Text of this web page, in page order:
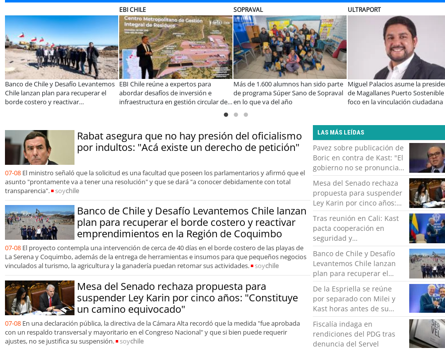
han sido parte
de Sopraval
Miguel Palacios asume la presidencia
de Magallanes Puerto Sostenible con
foco en la vinculación ciudadana
Estudiantes de la UCN desarrollan
tecnología para modernizar la
operación de Ultraport Coquimbo
Educación y colaboración público-
privada se toman La Araucanía:
encuentro reunió a líderes para
Llaman a
programas
informado al
Rabat asegura que no hay presión del oficialismo
por indultos: "Acá existe un derecho de petición"
07-08 El ministro señaló que la solicitud es una facultad que poseen los parlamentarios y afirmó que el
asunto "prontamente va a tener una resolución" y que se dará "a conocer debidamente con total
transparencia".
soychile
Banco de Chile y Desafío Levantemos Chile lanzan
plan para recuperar el borde costero y reactivar
emprendimientos en la Región de Coquimbo
07-08 El proyecto contempla una intervención de cerca de 40 días en el borde costero de las playas de
La Serena y Coquimbo, además de la entrega de herramientas e insumos para que pequeños negocios
vinculados al turismo, la agricultura y la ganadería puedan retomar sus actividades.
soychile
Mesa del Senado rechaza propuesta para
suspender Ley Karin por cinco años: "Constituye
un camino equivocado"
07-08 En una declaración pública, la directiva de la Cámara Alta recordó que la medida "fue aprobada
con un respaldo transversal y mayoritario en el Congreso Nacional" y que si bien puede requerir
ajustes, no se justifica su suspensión.
soychile
LAS MÁS LEÍDAS
Pavez sobre publicación de
Boric en contra de Kast: "El
gobierno no se pronuncia
respecto a los reposteos"
Mesa del Senado rechaza
propuesta para suspender
Ley Karin por cinco años:
"Constituye un camino
equivocado"
Tras reunión en Cali: Kast
pacta cooperación en
seguridad y
fortalecimiento bilateral
con De la Espriella
Banco de Chile y Desafío
Levantemos Chile lanzan
plan para recuperar el
borde costero y reactivar
emprendimientos en la
Región de Coquimbo
De la Espriella se reúne
por separado con Milei y
Kast horas antes de su
investidura
Fiscalía indaga en
rendiciones del PDG tras
denuncia del Servel